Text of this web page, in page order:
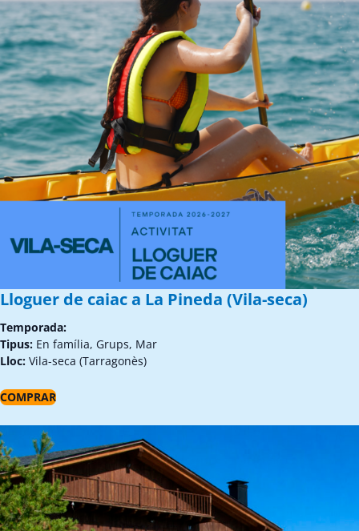
Lloguer de caiac a La Pineda (Vila-seca)
Temporada:
Tipus: En família, Grups, Mar
Lloc: Vila-seca (Tarragonès)
COMPRAR